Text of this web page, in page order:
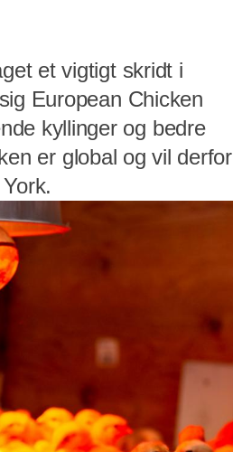
et vigtigt skridt i
European Chicken
kyllinger og bedre
er global og vil derfor